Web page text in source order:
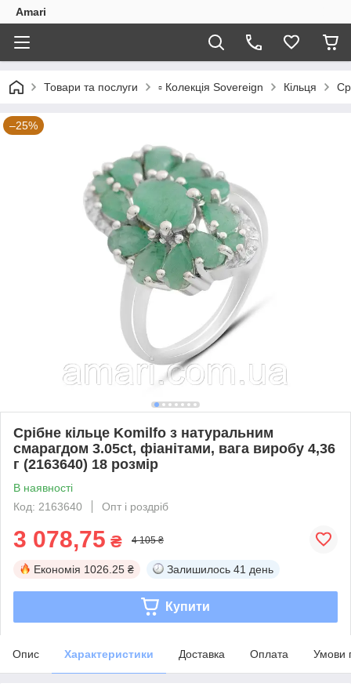
Amari
Товари та послуги ▫️ Колекція Sovereign Кільця
–25%
Срібне кільце Komilfo з натуральним
смарагдом 3.05ct, фіанітами, вага виробу 4,36
г (2163640) 18 розмір
В наявності
Код: 2163640
Опт і роздріб
3 078,75 ₴ 4 105 ₴
Економія 1026.25 ₴ Залишилось 41 день
Купити
Опис Характеристики Доставка Оплата Умови